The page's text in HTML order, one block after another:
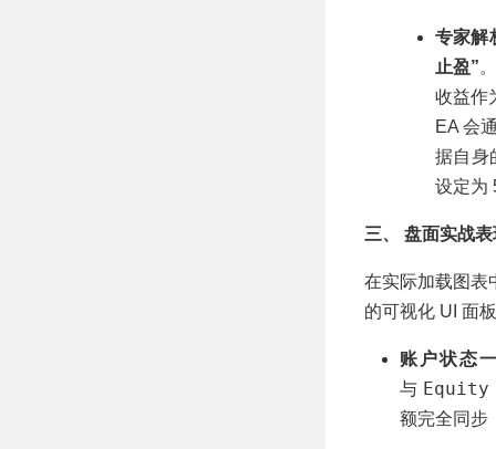
专家解
止盈”
收益作
EA 会
据自身
设定为
三、 盘面实战
在实际加载图表
的可视化 UI 面
账户状态
与 Equity
额完全同步